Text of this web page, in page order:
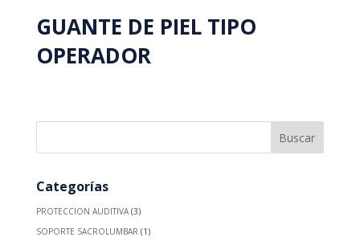
GUANTE DE PIEL TIPO
OPERADOR
Categorías
PROTECCION AUDITIVA (3)
SOPORTE SACROLUMBAR (1)